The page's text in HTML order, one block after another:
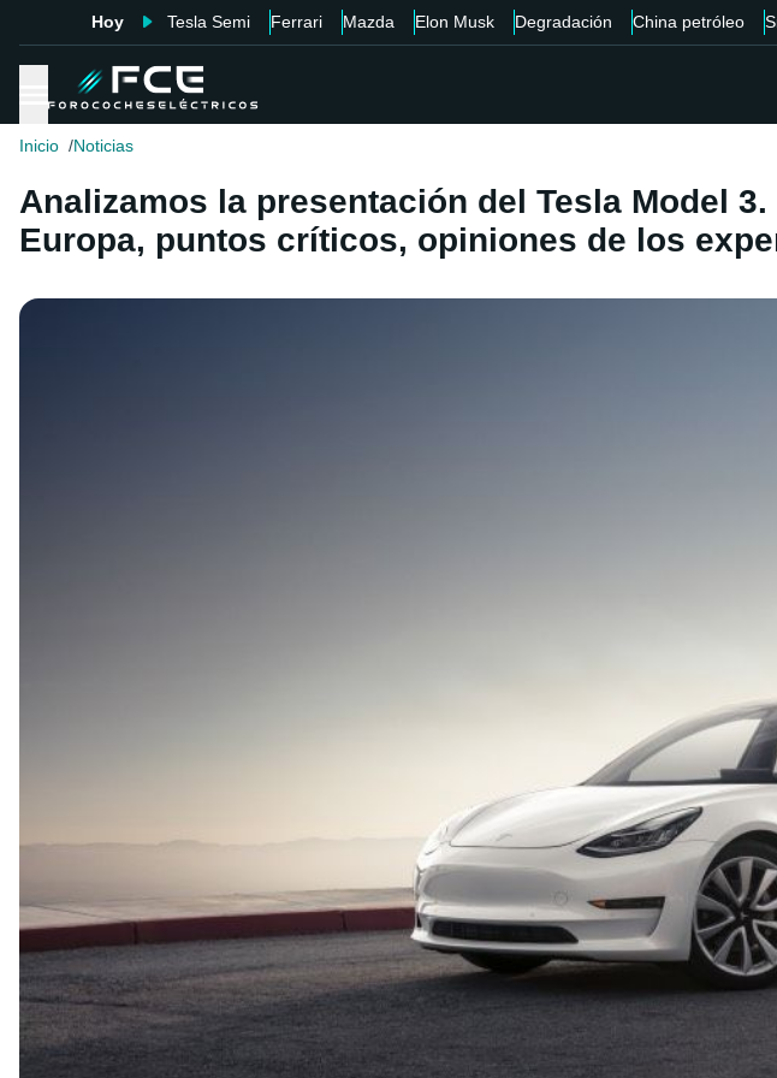
Hoy Tesla Semi Ferrari Mazda Elon Musk Degradación China petróleo
Inicio Noticias
Analizamos la presentación del Tesla Model
Europa, puntos críticos, opiniones de los